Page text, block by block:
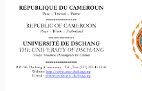
2023
Octobre
27
Assemblée
Générale